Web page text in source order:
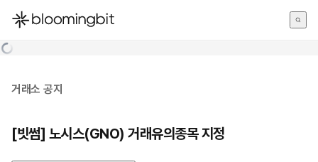
한국어
거래소 공지
[빗썸] 노시스(GNO) 거래유의종목 지정